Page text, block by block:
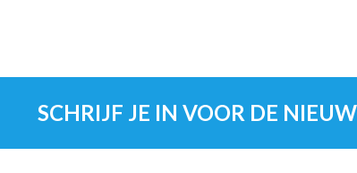
SCHRIJF JE IN VOOR DE